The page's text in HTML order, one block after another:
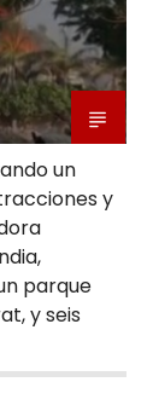
un
y
parque
y seis